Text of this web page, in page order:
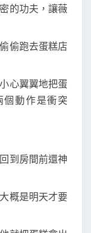
的功夫，讓薇
偷跑去蛋糕店
心翼翼地把蛋
動作是衝突
到房間前還神
概是明天才要